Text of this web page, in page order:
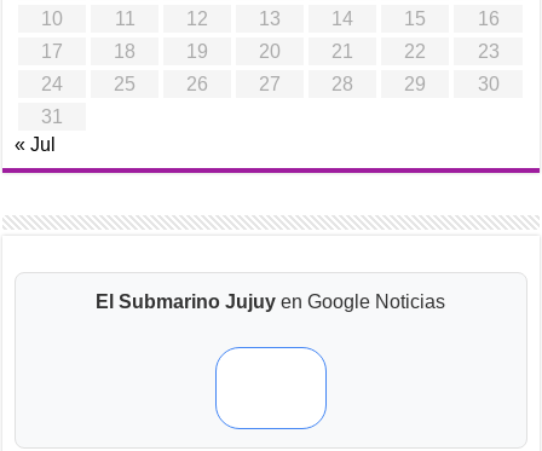
10
11 12 13 14 15
16
17
18 19 20 21 22
23
24
25 26 27 28 29
30
31
« Jul
El Submarino Jujuy en Google Noticias